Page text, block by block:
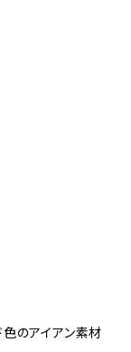
のアイアン素材